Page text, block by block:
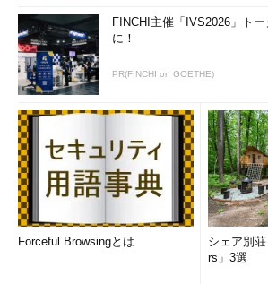
FINCHI主催「IVS2026」ト
に！
PR(FINCHI on GOETHE)
Forceful Browsingとは
シェア別
rs」3選